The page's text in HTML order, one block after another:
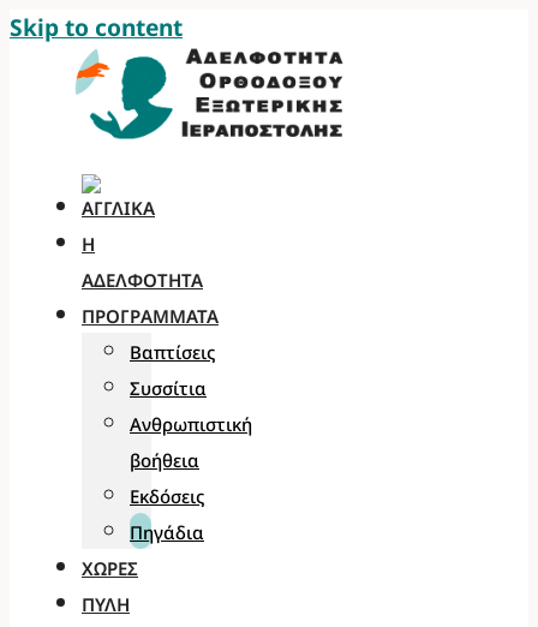
Skip to content
Η
ΑΔΕΛΦΌΤΗΤΑ
ΠΡΟΓΡΆΜΜΑΤΑ
Βαπτίσεις
Συσσίτια
Ανθρωπιστική
βοήθεια
Εκδόσεις
Πηγάδια
ΧΏΡΕΣ
ΠΎΛΗ